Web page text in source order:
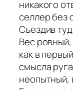
никакого
селлер без
Съездив
Вес
как в
смысла
неопытный,